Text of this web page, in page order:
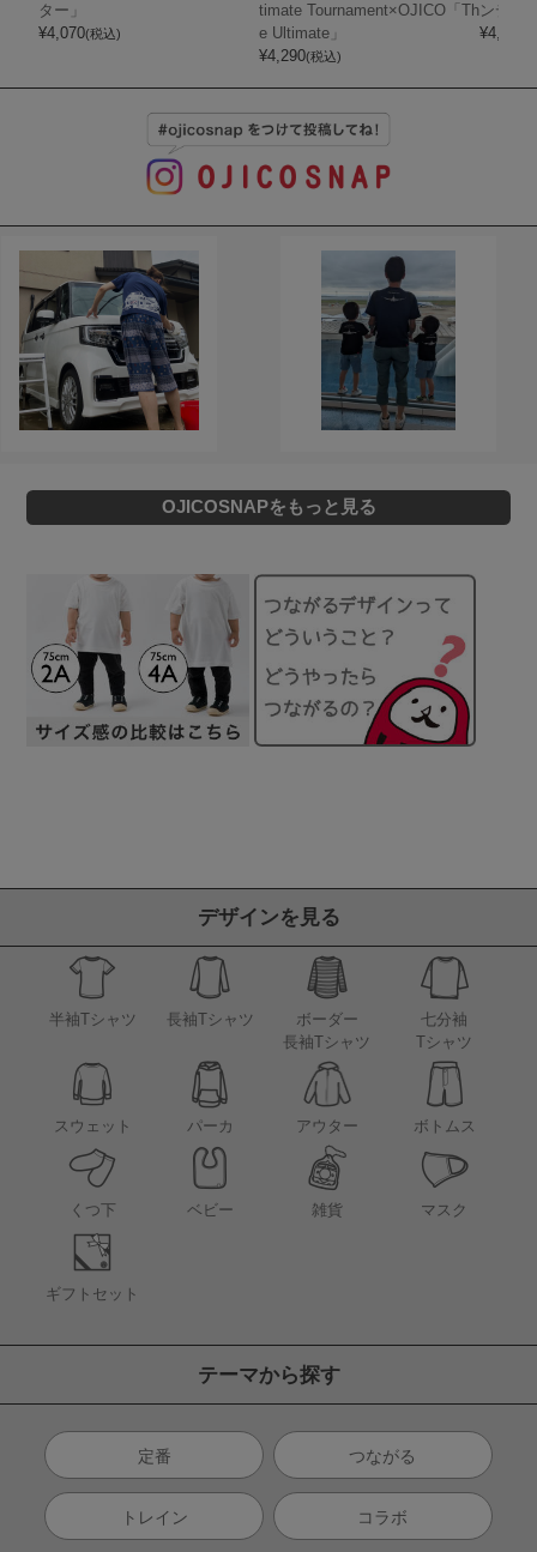
ター」
¥4,070(税込)
timate Tournament×OJICO「Th
e Ultimate」
¥4,290(税込)
ンディ
¥4,400
OJICOSNAPをもっと見る
デザインを見る
半袖Tシャツ 長袖Tシャツ
ボーダー
長袖Tシャツ
七分袖
Tシャツ
スウェット パーカ アウター ボトムス
くつ下 ベビー 雑貨 マスク
ギフトセット
テーマから探す
定番 つながる
トレイン コラボ